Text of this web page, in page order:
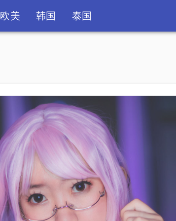
欧美 韩国 泰国